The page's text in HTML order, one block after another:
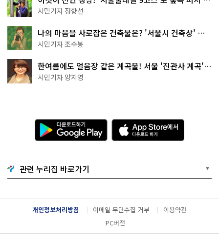
나볼까
시민기자 정향선
나의 마음을 사로잡은 건축물은? '서울시 건축상' 수
상작 공개!
시민기자 조수봉
한여름에도 얼음장 같은 계곡물! 서울 '진관사 계곡'이
천국이네~
시민기자 양지영
다
운
로
기
G
o
g
l
e
l
A
p
p
e
서
다
운
드
관련 누리집 바로가기
개인정보처리방침 이메일 무단수집 거부
이용약관
PC버전